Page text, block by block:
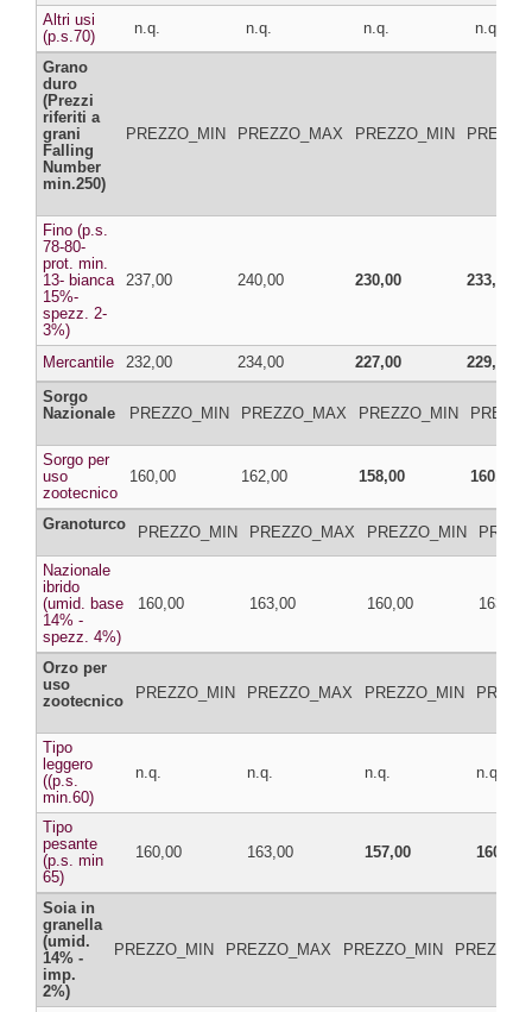
Altri usi
(p.s.70)
n.q. n.q. n.q. n.q.
Grano
duro
(Prezzi
riferiti a
grani
Falling
Number
min.250)
PREZZO_MIN PREZZO_MAX PREZZO_MIN
Fino (p.s.
78-80-
prot. min.
13- bianca
15%-
spezz. 2-
3%)
237,00 240,00 230,00 233,00
Mercantile 232,00 234,00 227,00
229,00
Sorgo
Nazionale
PREZZO_MIN PREZZO_MAX PREZZO_MIN
Sorgo per
uso
zootecnico
160,00 162,00 158,00 160,00
Granoturco PREZZO_MIN PREZZO_MAX PREZZO_MIN
Nazionale
ibrido
(umid. base
14% -
spezz. 4%)
160,00 163,00 160,00 163,00
Orzo per
uso
zootecnico
PREZZO_MIN PREZZO_MAX PREZZO_MIN
Tipo
leggero
((p.s.
min.60)
n.q. n.q. n.q. n.q.
Tipo
pesante
(p.s. min
65)
160,00 163,00 157,00 160,00
Soia in
granella
(umid.
14% -
imp.
2%)
PREZZO_MIN PREZZO_MAX PREZZO_MIN